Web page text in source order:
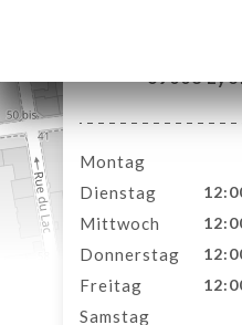
69003
Montag
Dienstag
Mittwoch
Donnerstag
Freitag
Samstag